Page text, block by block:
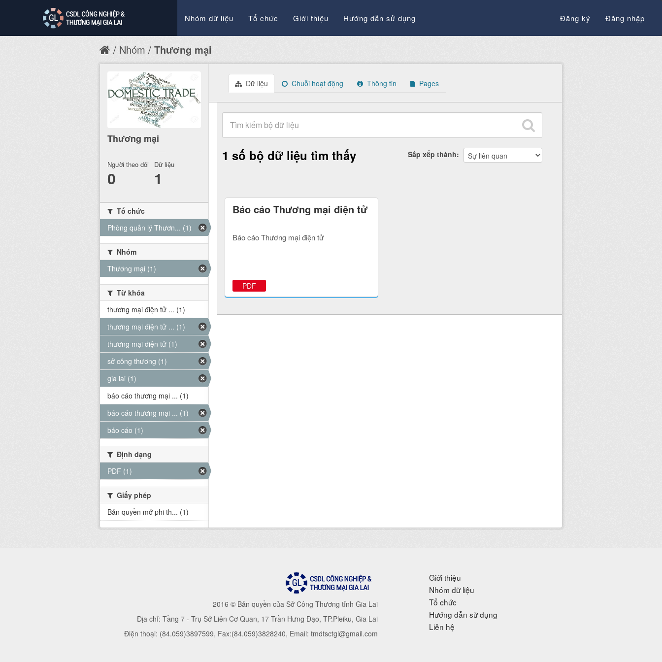
Nhóm dữ liệu Tổ chức Giới thiệu Hướng dẫn sử dụng Đăng ký Đăng nhập
Nhóm Thương mại
Dữ liệu Chuỗi hoạt động Thông tin Pages
Sắp xếp thành
1 số bộ dữ liệu tìm thấy
Báo cáo Thương mại điện tử
Báo cáo Thương mại điện tử
PDF
Thương mại
Người theo dõi
0
Dữ liệu
1
Tổ chức
Phòng quản lý Thươn... (1)
Nhóm
Thương mại (1)
Từ khóa
thương mại điện tử ... (1)
thương mại điện tử ... (1)
thương mại điện tử (1)
sở công thương (1)
gia lai (1)
báo cáo thương mại ... (1)
báo cáo thương mại ... (1)
báo cáo (1)
Định dạng
PDF (1)
Giấy phép
Bản quyền mở phi th... (1)
2016 © Bản quyền của Sở Công Thương tỉnh Gia Lai
Địa chỉ: Tầng 7 - Trụ Sở Liên Cơ Quan, 17 Trần Hưng Đạo, TP.Pleiku, Gia Lai
Điện thoại: (84.059)3897599, Fax:(84.059)3828240, Email: tmdtsctgl@gmail.com
Giới thiệu
Nhóm dữ liệu
Tổ chức
Hướng dẫn sử dụng
Liên hệ